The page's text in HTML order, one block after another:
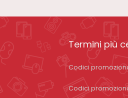
Termini più
Codici
Codici